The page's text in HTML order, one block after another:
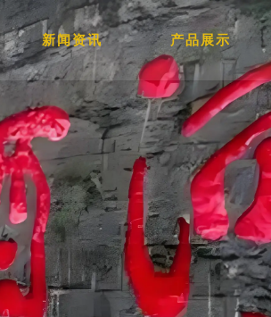
新闻资讯 产品展示